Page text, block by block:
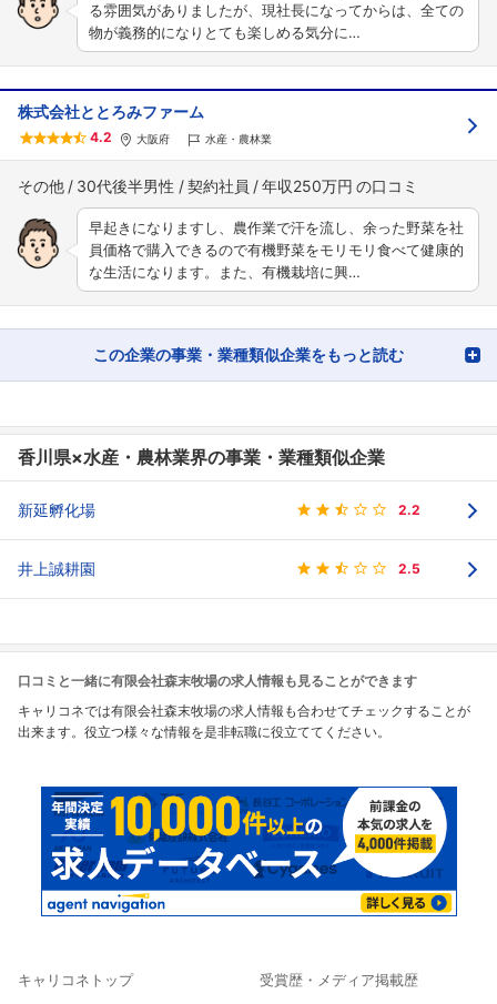
フォローしました
こちらの企業もフォローしませんか？
る雰囲気がありましたが、現社長になってからは、全ての
物が義務的になりとても楽しめる気分に…
株式会社ととろみファーム
4.2 大阪府 水産・農林業
その他 30代後半男性 契約社員 年収250万円
早起きになりますし、農作業で汗を流し、余った野菜を社
員価格で購入できるので有機野菜をモリモリ食べて健康的
な生活になります。また、有機栽培に興…
この企業の事業・業種類似企業をもっと読む
香川県×水産・農林業界の事業・業種類似企業
新延孵化場 2.2
井上誠耕園 2.5
口コミと一緒に有限会社森末牧場の求人情報も見ることができます
キャリコネでは有限会社森末牧場の求人情報も合わせてチェックすることが
出来ます。役立つ様々な情報を是非転職に役立ててください。
キャリコネトップ 受賞歴・メディア掲載歴